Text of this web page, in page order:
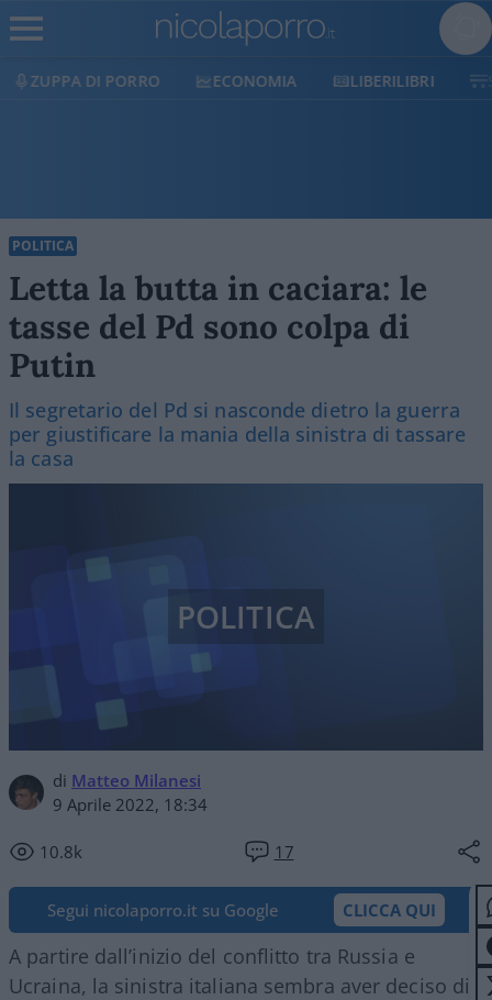
ECONOMIA LIBERILIBRI SHOP SOSTIENICI
POLITICA
Letta la butta in caciara: le
tasse del Pd sono colpa di
Putin
Il segretario del Pd si nasconde dietro la guerra
per giustificare la mania della sinistra di tassare
la casa
di Matteo Milanesi
9 Aprile 2022, 18:34
10.8k 17
POLITICA
Segui nicolaporro.it su Google CLICCA QUI
A partire dall’inizio del conflitto tra Russia e
Ucraina, la sinistra italiana sembra aver deciso di